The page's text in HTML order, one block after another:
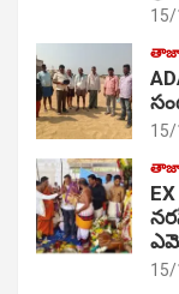
తాజా
తాజా